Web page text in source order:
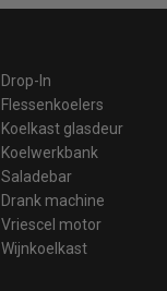
Drop-In
Flessenkoelers
Koelkast glasdeur
Koelwerkbank
Saladebar
Drank machine
Vriescel motor
Wijnkoelkast